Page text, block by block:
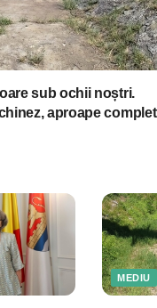
sub ochii noștri.
aproape complet
MEDIU